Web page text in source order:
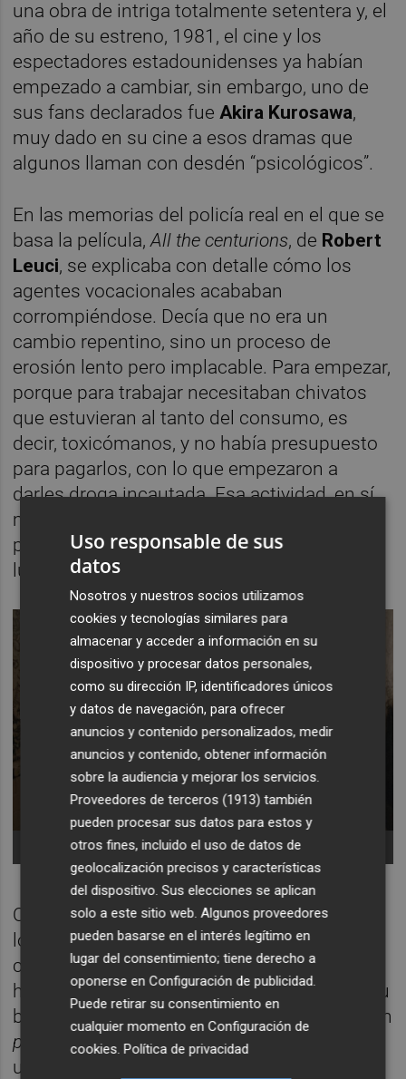
una obra de intriga totalmente setentera y, el
año de su estreno, 1981, el cine y los
espectadores estadounidenses ya habían
empezado a cambiar, sin embargo, uno de
sus fans declarados fue Akira Kurosawa,
muy dado en su cine a esos dramas que
algunos llaman con desdén “psicológicos”.
En las memorias del policía real en el que se
basa la película,All the centurions, de Robert
Leuci, se explicaba con detalle cómo los
agentes vocacionales acababan
corrompiéndose. Decía que no era un
cambio repentino, sino un proceso de
erosión lento pero implacable. Para empezar,
porque para trabajar necesitaban chivatos
que estuvieran al tanto del consumo, es
decir, toxicómanos, y no había presupuesto
para pagarlos, con lo que empezaron a
darles droga incautada. Esa actividad, en sí
misma, ya era tráfico. Y aunque empezara
por un buen fin, era la puerta de entrada al
lucro.
Ocurría lo mismo con el dinero incautado a
los traficantes. Al principio se distraía para
compensar otros gastos del caso que
habían tenido que poner los detectives de su
bolsillo. Otra vez un primer paso a llevarse un
pizzo
por sistema. Además, había también
un problema cultural. La policía de Nueva
Uso responsable de sus
datos
Nosotros y nuestros socios utilizamos
cookies y tecnologías similares para
almacenar y acceder a información en su
dispositivo y procesar datos personales,
como su dirección IP, identificadores únicos
y datos de navegación, para ofrecer
anuncios y contenido personalizados, medir
anuncios y contenido, obtener información
sobre la audiencia y mejorar los servicios.
Proveedores de terceros (1913) también
pueden procesar sus datos para estos y
otros fines, incluido el uso de datos de
geolocalización precisos y características
del dispositivo. Sus elecciones se aplican
solo a este sitio web. Algunos proveedores
pueden basarse en el interés legítimo en
lugar del consentimiento; tiene derecho a
oponerse enConfiguración de publicidad
Puede retirar su consentimiento en
cualquier momento enConfiguración de
cookies .Política de privacidad